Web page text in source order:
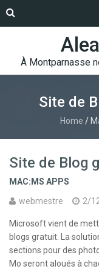
À Montparnasse
Site de
Home /
Site de Blog
MAC:MS APPS
webmestre
2/
Microsoft vient de
blogs gratuit. La
sections pour des
Mo seront aloués à